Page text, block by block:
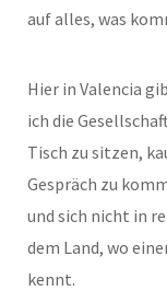
auf alles, was
Hier in Valencia
ich die
Tisch zu sitzen,
Gespräch zu
und sich nicht in
dem Land, wo
kennt.